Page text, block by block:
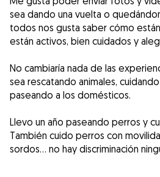
sea dando una vuelta o
todos nos gusta saber cómo
están activos, bien cuidados y
No cambiaría nada de las
sea rescatando animales,
paseando a los domésticos.
Llevo un año paseando perros y
También cuido perros con
sordos... no hay discriminación